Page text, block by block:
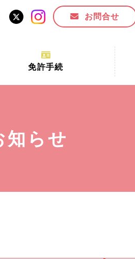
お問合せ
免許手続
場所の対象者及び受付時間
時間
知らせ